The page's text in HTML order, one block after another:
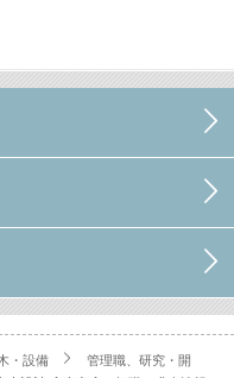
・設備
管理職、研究・開